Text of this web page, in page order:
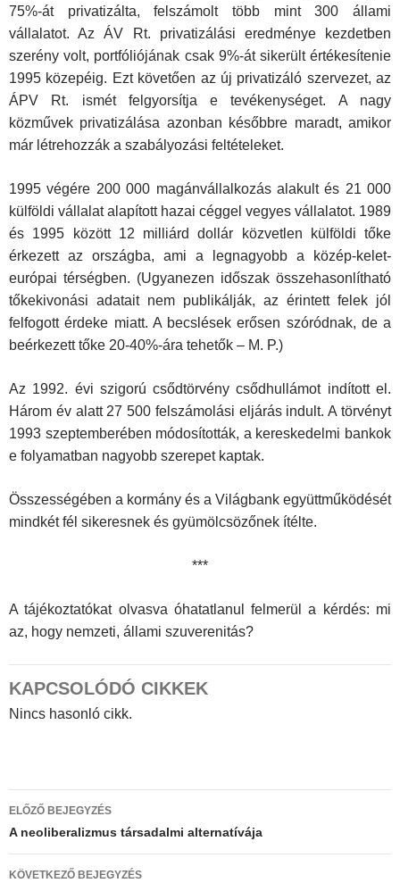
75%-át privatizálta, felszámolt több mint 300 állami
vállalatot. Az ÁV Rt. privatizálási eredménye kezdetben
szerény volt, portfóliójának csak 9%-át sikerült értékesítenie
1995 közepéig. Ezt követően az új privatizáló szervezet, az
ÁPV Rt. ismét felgyorsítja e tevékenységet. A nagy
közművek privatizálása azonban későbbre maradt, amikor
már létrehozzák a szabályozási feltételeket.
1995 végére 200 000 magánvállalkozás alakult és 21 000
külföldi vállalat alapított hazai céggel vegyes vállalatot. 1989
és 1995 között 12 milliárd dollár közvetlen külföldi tőke
érkezett az országba, ami a legnagyobb a közép-kelet-
európai térségben. (Ugyanezen időszak összehasonlítható
tőkekivonási adatait nem publikálják, az érintett felek jól
felfogott érdeke miatt. A becslések erősen szóródnak, de a
beérkezett tőke 20-40%-ára tehetők – M. P.)
Az 1992. évi szigorú csődtörvény csődhullámot indított el.
Három év alatt 27 500 felszámolási eljárás indult. A törvényt
1993 szeptemberében módosították, a kereskedelmi bankok
e folyamatban nagyobb szerepet kaptak.
Összességében a kormány és a Világbank együttműködését
mindkét fél sikeresnek és gyümölcsözőnek ítélte.
***
A tájékoztatókat olvasva óhatatlanul felmerül a kérdés: mi
az, hogy nemzeti, állami szuverenitás?
KAPCSOLÓDÓ CIKKEK
Nincs hasonló cikk.
Bejegyzés
navigáció
ELŐZŐ BEJEGYZÉS
A neoliberalizmus társadalmi alternatívája
KÖVETKEZŐ BEJEGYZÉS